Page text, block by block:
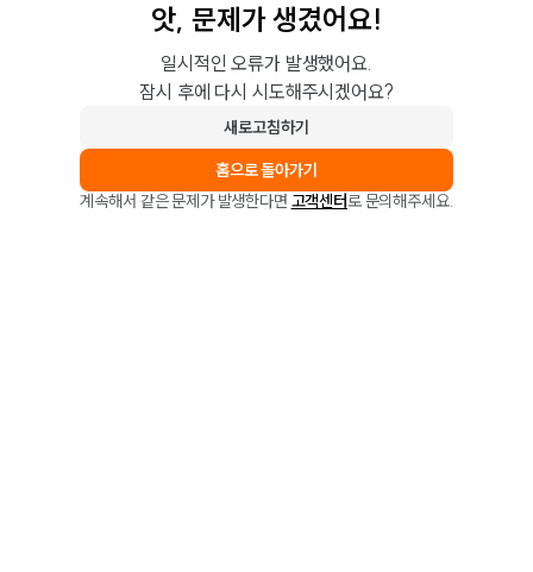
앗, 문제가 생겼어요!
일시적인 오류가 발생했어요.
잠시 후에 다시 시도해주시겠어요?
새로고침하기
홈으로 돌아가기
계속해서 같은 문제가 발생한다면 고객센터로 문의해주세요.